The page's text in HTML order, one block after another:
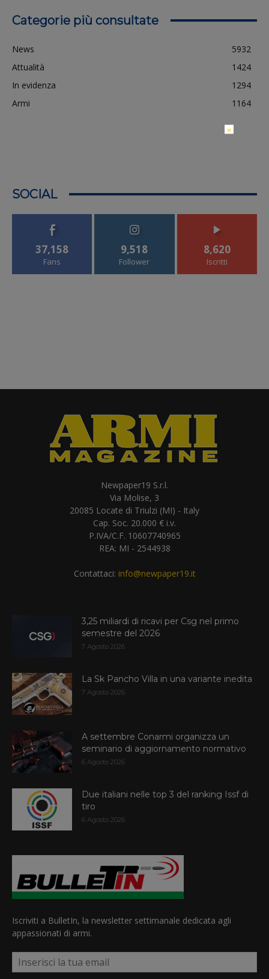
Categorie più consultate
News
5932
Attualità
1424
In evidenza
1294
Armi
1164
SOCIAL
37,158
Fans
9,518
Follower
8,620
Iscritti
Newpaper19 S.r.l.
Via Molise, 3
20085 Locate di Triulzi (MI) - Italy
Cap. Soc. 20.000 € i.v.
P.IVA/C.F. 10607740965
REA: MI - 2544938
Contattaci: info@newpaper19.it
3,25 miliardi di ricavi per Csg nel primo
semestre del 2026
7 Agosto 2026
La Sk Pancho Villa in una variante inedita
7 Agosto 2026
A settembre Conarmi organizza un
seminario di aggiornamento normativo
6 Agosto 2026
Due italiani nelle top 3 del ranking Issf di
tiro
6 Agosto 2026
Iscriviti a BulletIn, la newsletter settimanale dedicata agli
appassionati di armi.
×